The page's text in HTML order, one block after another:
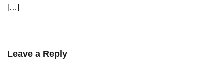
[…]
Leave a Reply